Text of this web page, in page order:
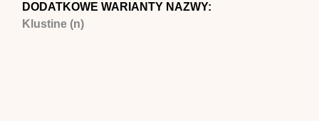
DODATKOWE WARIANTY NAZWY:
Klustine (n)